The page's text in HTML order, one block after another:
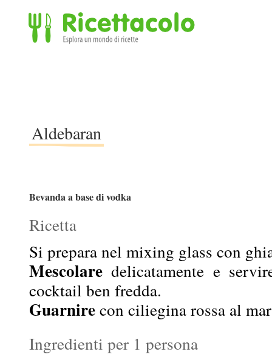
Aldebaran
Bevanda a base di vodka
Ricetta
Si prepara nel mixing glass con
Mescolare delicatamente e
cocktail ben fredda.
Guarnirecon ciliegina rossa al
Ingredienti per 1 persona